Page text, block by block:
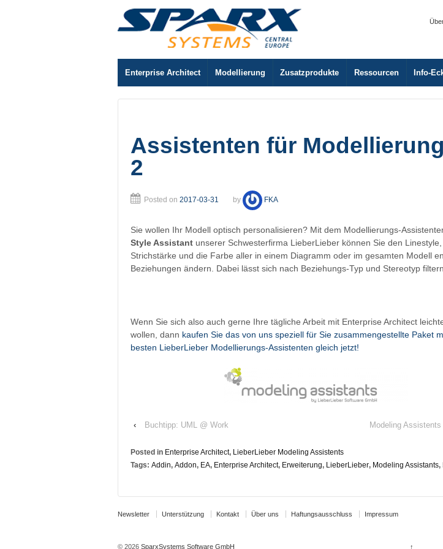
Enterprise Architect Modellierung Zusatzprodukte Ressourcen Info-
Assistenten für
2
Posted on 2017-03-31 by FKA
Sie wollen Ihr Modell optisch personalisieren? Mit dem Modellierungs-
Style Assistant unserer Schwesterfirma LieberLieber können Sie den Linestyle,
Strichstärke und die Farbe aller in einem Diagramm oder im gesamten Modell
Beziehungen ändern. Dabei lässt sich nach Beziehungs-Typ und Stereotyp filtern.
Wenn Sie sich also auch gerne Ihre tägliche Arbeit mit Enterprise Architect
wollen, dann kaufen Sie das von uns speziell für Sie zusammengestellte Paket
besten LieberLieber Modellierungs-Assistenten gleich jetzt!
‹ Buchtipp: UML @ Work Modeling
Posted in Enterprise Architect, LieberLieber Modeling Assistents
Tags: Addin, Addon, EA, Enterprise Architect, Erweiterung, LieberLieber, Modeling Assistants,
Newsletter Unterstützung Kontakt Über uns Haftungsausschluss Impressum
© 2026 SparxSystems Software GmbH ↑